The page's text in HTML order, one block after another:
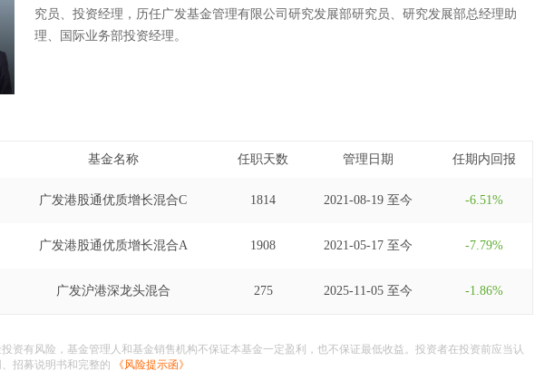
究员、投资经理，历任广发基金管理有限公司研究发展部研究员、研究发展部总经理助
理、国际业务部投资经理。
基金名称 任职天数 管理日期 任期内回报
广发港股通优质增长混合C 1814 2021-08-19 至今 -6.51%
广发港股通优质增长混合A 1908 2021-05-17 至今 -7.79%
广发沪港深龙头混合 275 2025-11-05 至今 -1.86%
投资有风险，基金管理人和基金销售机构不保证本基金一定盈利，也不保证最低收益。投资者在投资前应当认
招募说明书和完整的
《风险提示函》